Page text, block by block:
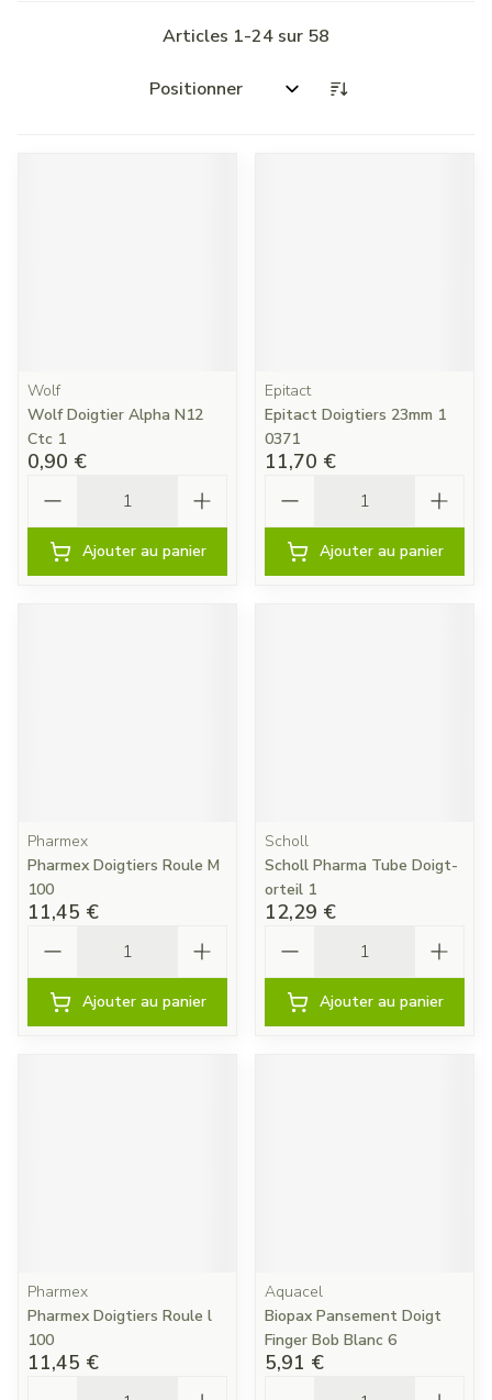
Articles 1-24 sur 58
Trier par:
Wolf
Wolf Doigtier Alpha N12
Ctc 1
0,90 €
Ajouter au panier
Epitact
Epitact Doigtiers 23mm 1
0371
11,70 €
Ajouter au panier
Pharmex
Pharmex Doigtiers Roule M
100
11,45 €
Ajouter au panier
Scholl
Scholl Pharma Tube Doigt-
orteil 1
12,29 €
Ajouter au panier
Pharmex
Pharmex Doigtiers Roule l
100
11,45 €
Aquacel
Biopax Pansement Doigt
Finger Bob Blanc 6
5,91 €